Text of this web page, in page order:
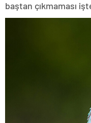
baştan çıkmaması